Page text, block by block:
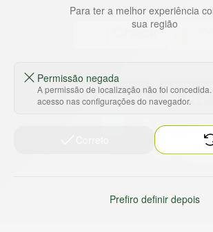
HORTUS COMERCIO DE ALIMENTOS
CNPJ: 09.000.493/0002-15
Termos de
Para ter a melhor experiência
sua região
Permissão negada
A permissão de localização não foi
acesso nas configurações do navegador.
Prefiro definir depois